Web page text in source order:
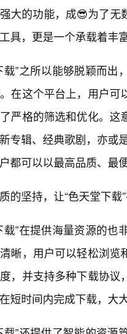
大的功能，成😎为了
具，更是一个承载着丰
载”之所以能够脱颖而
在这个平台上，用户
严格的筛选和优化。
专辑、经典歌剧，亦或
都可以以最高品质、最
的坚持，让“色天堂下
载”在提供海量资源的
晰，用户可以轻松浏
，并支持多种下载协
短时间内完成下载，大